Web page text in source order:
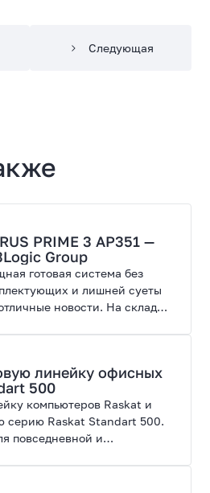
Следующая
PRIME 3 AP351 —
Group
готовая система без
и лишней суеты
новости. На склад
с нейросетями.
линейку офисных
500
компьютеров Raskat и
серию Raskat Standart 500.
повседневной и
модернизации.